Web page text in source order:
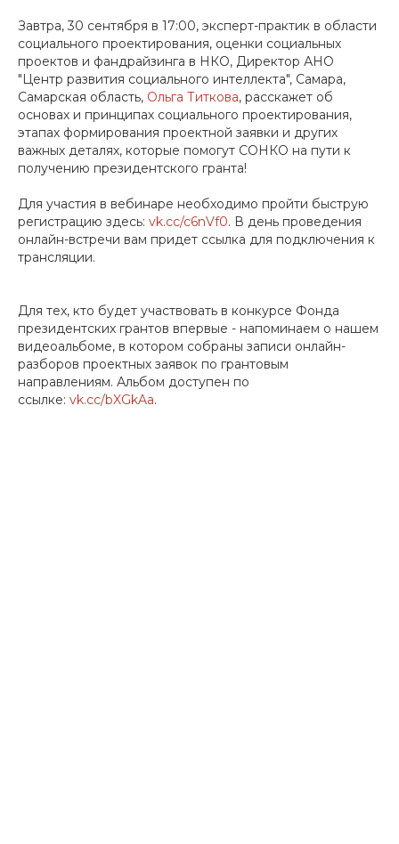
Завтра, 30 сентября в 17:00, эксперт-практик в области
социального проектирования, оценки социальных
проектов и фандрайзинга в НКО, Директор АНО
"Центр развития социального интеллекта", Самара,
Самарская область, Ольга Титкова, расскажет об
основах и принципах социального проектирования,
этапах формирования проектной заявки и других
важных деталях, которые помогут СОНКО на пути к
получению президентского гранта!
Для участия в вебинаре необходимо пройти быструю
регистрацию здесь: vk.cc/c6nVf0. В день проведения
онлайн-встречи вам придет ссылка для подключения к
трансляции.
Для тех, кто будет участвовать в конкурсе Фонда
президентских грантов впервые - напоминаем о нашем
видеоальбоме, в котором собраны записи онлайн-
разборов проектных заявок по грантовым
направлениям. Альбом доступен по
ссылке: vk.cc/bXGkAa.